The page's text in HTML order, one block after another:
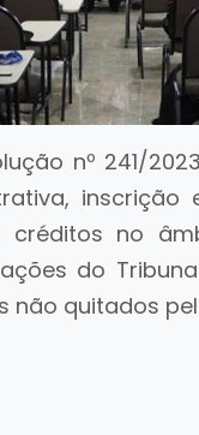
nº 241/
no
do
não quitados